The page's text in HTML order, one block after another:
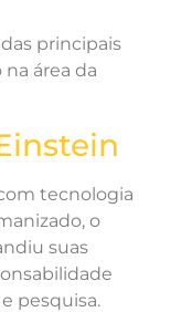
principais
área da
tecnologia
o
suas
pesquisa.